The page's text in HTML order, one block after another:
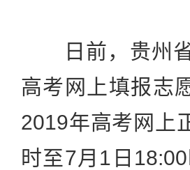
日前，贵州省
高考网上填报志
2019年高考网上
时至7月1日